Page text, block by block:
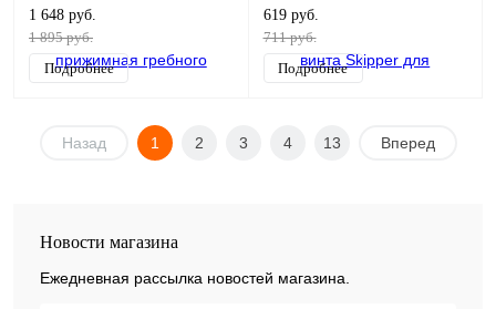
1 648 руб.
1 895 руб.
Подробнее
40-140HP
619 руб.
711 руб.
Подробнее
Назад 1 2 3 4 13 Вперед
Новости магазина
Ежедневная рассылка новостей магазина.